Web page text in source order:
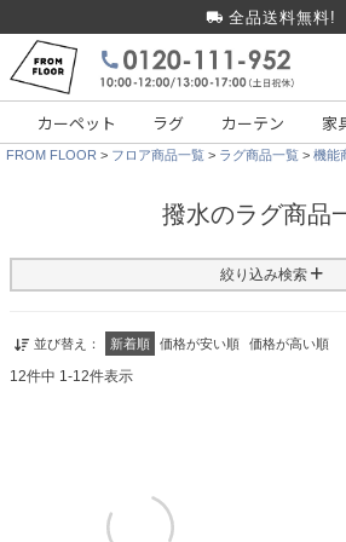
全品送料無料!
カーペット ラグ カーテン 家
FROM FLOOR フロア商品一覧 ラグ商品一覧 機能
撥水のラグ商品
絞り込み検索
並び替え 新着順 価格が安い順 価格が高い順
12件中 1-12件表示